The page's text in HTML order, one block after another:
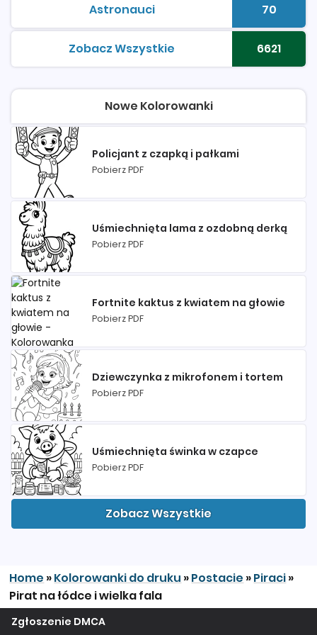
Astronaucikolorowanki do druku Liczba
70
Zobacz Wszystkiekolorowanki do druku Liczba
6621
Nowe Kolorowanki
Policjant z czapką i pałkami
Pobierz PDF
Uśmiechnięta lama z ozdobną derką
Pobierz PDF
Fortnite kaktus z kwiatem na głowie
Pobierz PDF
Dziewczynka z mikrofonem i tortem
Pobierz PDF
Uśmiechnięta świnka w czapce
Pobierz PDF
Zobacz Wszystkie
Home »Kolorowanki do druku »Postacie »Piraci»
Pirat na łódce i wielka fala
Zgłoszenie DMCA